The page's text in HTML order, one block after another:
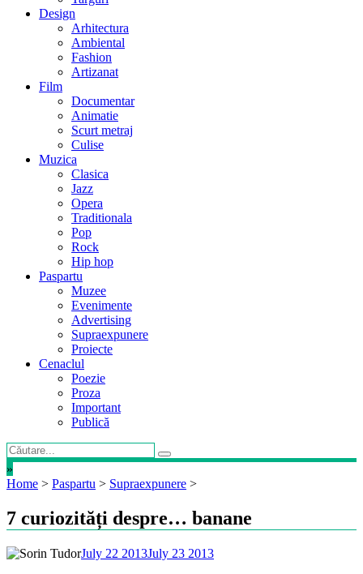
Design
Arhitectura
Ambiental
Fashion
Artizanat
Film
Documentar
Animatie
Scurt metraj
Culise
Muzica
Clasica
Jazz
Opera
Traditionala
Pop
Rock
Hip hop
Paspartu
Muzee
Evenimente
Advertising
Supraexpunere
Proiecte
Cenaclul
Poezie
Proza
Important
Publică
»
Home > Paspartu > Supraexpunere >
7 curiozități despre… banane
July 22 2013July 23 2013